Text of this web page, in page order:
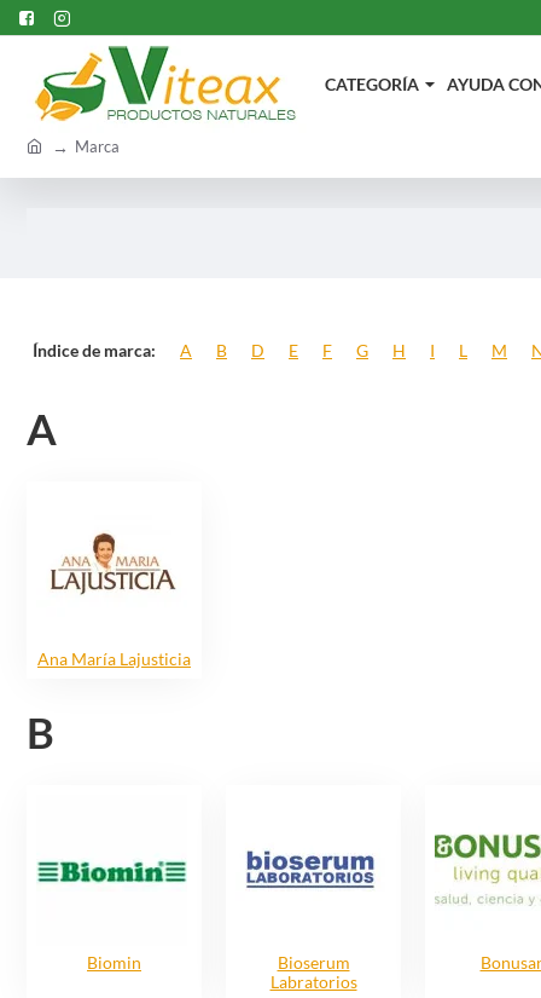
CATEGORÍA AYUDA
Marca
Índice de marca: A B D E F G H I L M
A
Ana Marí­a Lajusticia
B
Biomin
Bioserum
Labratorios